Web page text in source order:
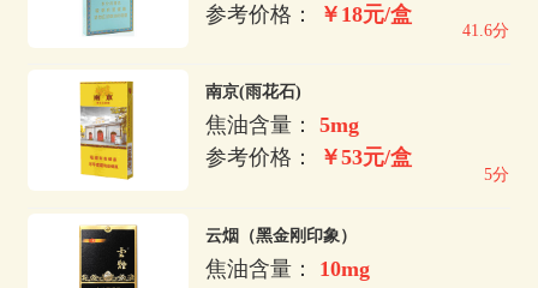
参考价格：
￥18元/盒
41.6分
南京(雨花石)
焦油含量：5mg
参考价格：
￥53元/盒
5分
云烟（黑金刚印象）
焦油含量： 10mg